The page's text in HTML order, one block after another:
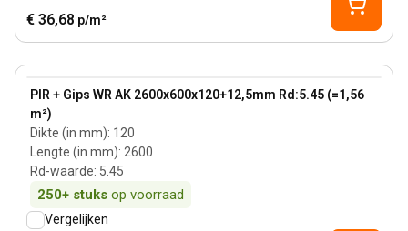
€ 36,68 p/m²
PIR + Gips WR AK 2600x600x120+12,5mm Rd:5.45 (=1,56
m²)
Dikte (in mm): 120
Lengte (in mm): 2600
Rd-waarde: 5.45
250+ stuks op voorraad
View product
Vergelijken